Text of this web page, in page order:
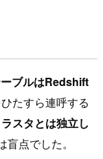
ブルはRedshift
たすら連呼する
スタとは独立し
盲点でした。